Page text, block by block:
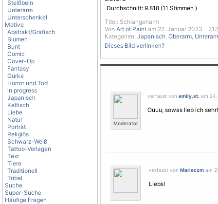
Steißbein
Unterarm
Unterschenkel
Motive
Abstrakt/Grafisch
Blumen
Bunt
Comic
Cover-Up
Fantasy
Gurke
Horror und Tod
in progress
Japanisch
Keltisch
Liebe
Natur
Porträt
Religiös
Schwarz-Weiß
Tattoo-Vorlagen
Text
Tiere
Traditionell
Tribal
Suche
Super-Suche
Häufige Fragen
Durchschnitt: 9.818 (11 Stimmen )
Titel: Schlangenarm
Von Art of Paint am 22. Januar 2023 -
Kategorien: Japanisch, Oberarm,
Dieses Bild verlinken?
Moderator
verfasst von emily.st. am
Ouuu, sowas lieb ich sehr!
verfasst von Marieczm am
Liebs!